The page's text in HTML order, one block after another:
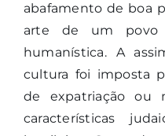
abafamento de boa
arte de um povo
humanística. A
cultura foi imposta
de expatriação ou
características